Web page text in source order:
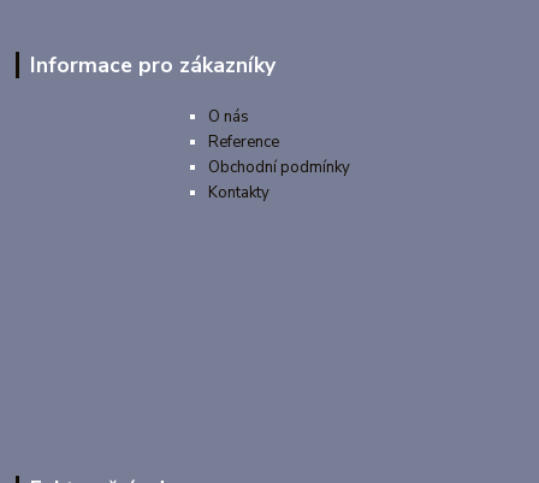
Informace pro zákazníky
O nás
Reference
Obchodní podmínky
Kontakty